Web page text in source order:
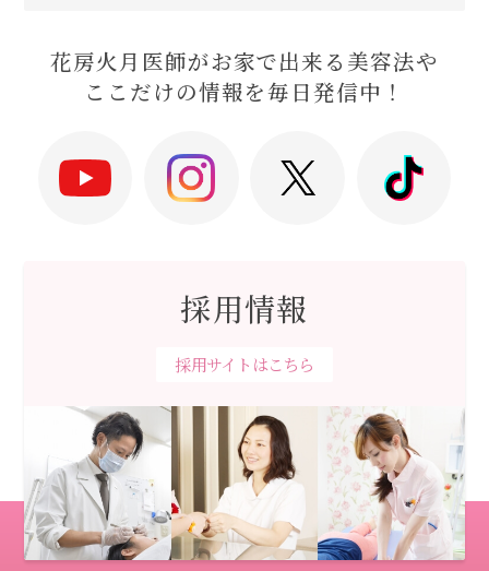
花房火月医師がお家で出来る美容法や
ここだけの情報を毎日発信中！
採用情報
採用サイトはこちら